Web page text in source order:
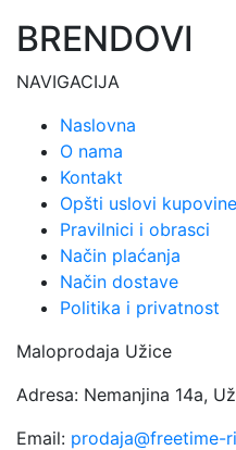
BRENDOVI
NAVIGACIJA
Naslovna
O nama
Kontakt
Opšti uslovi kupovine
Pravilnici i obrasci
Način plaćanja
Način dostave
Politika i privatnost
Maloprodaja Užice
Adresa: Nemanjina 14a,
Email: prodaja@freetime-